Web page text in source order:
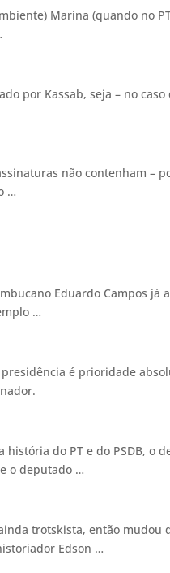
Marina (quando no
por Kassab, seja – no
não contenham –
…
Eduardo Campos
…
é prioridade
do PT e do PSDB, o
o deputado …
trotskista, então mudou
Edson …